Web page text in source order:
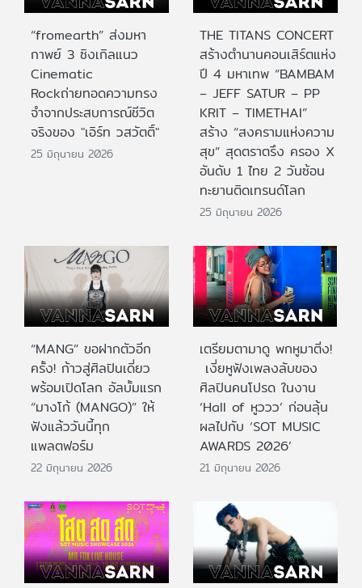
“fromearth” ส่งมหา
กาพย์ 3 ซิงเกิลแนว
Cinematic
Rockถ่ายทอดความทรง
จำจากประสบการณ์ชีวิต
จริงของ "เอิร์ท วสวัตติ์"
25 มิถุนายน 2026
THE TITANS CONCERT
สร้างตำนานคอนเสิร์ตแห่ง
ปี 4 มหาเทพ “BAMBAM
– JEFF SATUR – PP
KRIT – TIMETHAI”
สร้าง “สงครามแห่งความ
สุข” สุดตราตรึง ครอง X
อันดับ 1 ไทย 2 วันซ้อน
ทะยานติดเทรนด์โลก
25 มิถุนายน 2026
“MANG” ขอฝากตัวอีก
ครั้ง! ก้าวสู่ศิลปินเดี่ยว
พร้อมเปิดโลก อัลบั้มแรก
“มางโก้ (MANGO)” ให้
ฟังแล้ววันนี้ทุก
แพลตฟอร์ม
22 มิถุนายน 2026
เตรียมตามาดู พกหูมาติ่ง!
เงี่ยหูฟังเพลงลับของ
ศิลปินคนโปรด ในงาน
‘Hall of หูววว’ ก่อนลุ้น
ผลไปกับ ‘SOT MUSIC
AWARDS 2026’
21 มิถุนายน 2026